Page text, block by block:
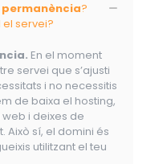
permanència?
el servei?
En el moment
servei que s’ajusti
i no necessitis
de baixa el hosting,
i deixes de
Això sí, el domini és
utilitzant el teu